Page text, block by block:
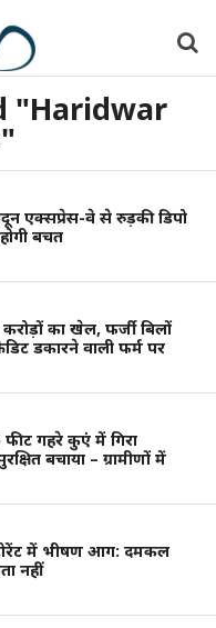
"Haridwar
एक्सप्रेस-वे से रुड़की डिपो
बचत
का खेल, फर्जी बिलों
डकारने वाली फर्म पर
फीट गहरे कुएं में गिरा
बचाया – ग्रामीणों में
में भीषण आग: दमकल
नहीं